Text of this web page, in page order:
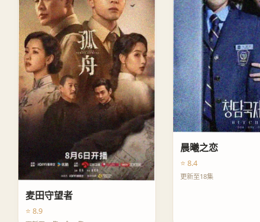
麦田守望者
⭐ 8.9
晨曦之恋
⭐ 8.4
更新至18集